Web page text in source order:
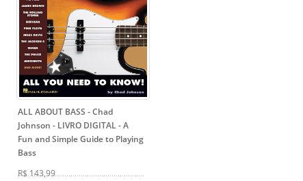
ALL ABOUT BASS - Chad
Johnson - LIVRO DIGITAL- A
Fun and Simple Guide to Playing
Bass
R$ 143,99